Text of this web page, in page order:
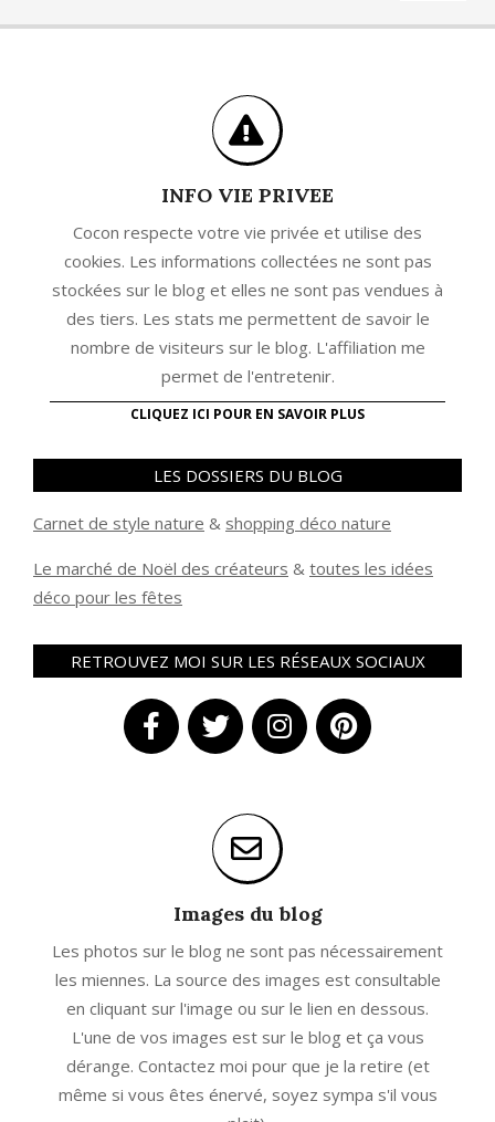
INFO VIE PRIVEE
Cocon respecte votre vie privée et utilise des
cookies. Les informations collectées ne sont pas
stockées sur le blog et elles ne sont pas vendues à
des tiers. Les stats me permettent de savoir le
nombre de visiteurs sur le blog. L'affiliation me
permet de l'entretenir.
CLIQUEZ ICI POUR EN SAVOIR PLUS
LES DOSSIERS DU BLOG
Carnet de style nature & shopping déco nature
Le marché de Noël des créateurs & toutes les idées
déco pour les fêtes
RETROUVEZ MOI SUR LES RÉSEAUX SOCIAUX
Images du blog
Les photos sur le blog ne sont pas nécessairement
les miennes. La source des images est consultable
en cliquant sur l'image ou sur le lien en dessous.
L'une de vos images est sur le blog et ça vous
dérange. Contactez moi pour que je la retire (et
même si vous êtes énervé, soyez sympa s'il vous